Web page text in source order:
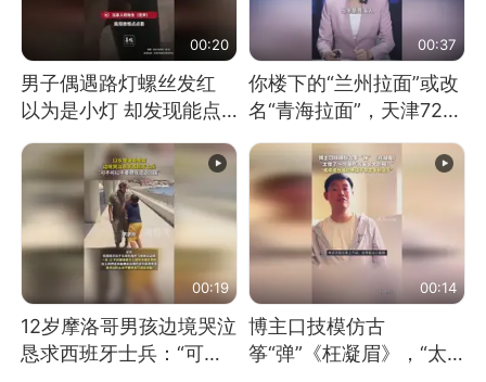
00:20
男子偶遇路灯螺丝发红
以为是小灯 却发现能点
燃香烟 当事人：已报警
处理
00:37
你楼下的“兰州拉面”或改
名“青海拉面”，天津72家
面馆已集体更换招牌
00:19
12岁摩洛哥男孩边境哭泣
恳求西班牙士兵：“可不
00:14
博主口技模仿古
筝“弹”《枉凝眉》，“太